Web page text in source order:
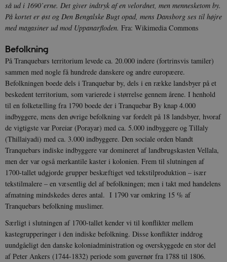
så ud i 1690’erne. Det giver indtryk af en velordnet, men mennesketom by.
På kortet er øst og Den Bengalske Bugt opad, mens Dansborg ses til højre
med magasiner ud mod Uppanarfloden. Fra: Wikimedia Commons
Befolkning
På Tranquebars territorium levede ca. 20.000 indere (fortrinsvis tamiler)
sammen med nogle få hundrede danskere og andre europæere.
Befolkningen boede dels i Tranquebar by, dels i en række landsbyer på et
beskedent territorium, som varierede i størrelse gennem årene. I henhold
til en folketælling fra 1790 boede der i Tranquebar By knap 4.000
indbyggere, mens den øvrige befolkning var fordelt på 18 landsbyer, hvoraf
de vigtigste var Poreiar (Porayar) med ca. 5.000 indbyggere og Tillaly
(Thillaiyadi) med ca. 3.000 indbyggere. Den sociale orden blandt
Tranquebars indiske indbyggere var domineret af landbrugskasten Vellala,
men der var også merkantile kaster i kolonien. Frem til slutningen af
1700-tallet udgjorde grupper beskæftiget ved tekstilproduktion – især
tekstilmalere – en væsentlig del af befolkningen; men i takt med handelens
afmatning mindskedes deres antal. I 1790 var omkring 15 % af
Tranquebars befolkning muslimer.
Særligt i slutningen af 1700-tallet kender vi til konflikter mellem
kastegrupperinger i den indiske befolkning. Disse konflikter inddrog
uundgåeligt den danske koloniadministration og overskyggede en stor del
af Peter Ankers (1744-1832) periode som guvernør fra 1788 til 1806.